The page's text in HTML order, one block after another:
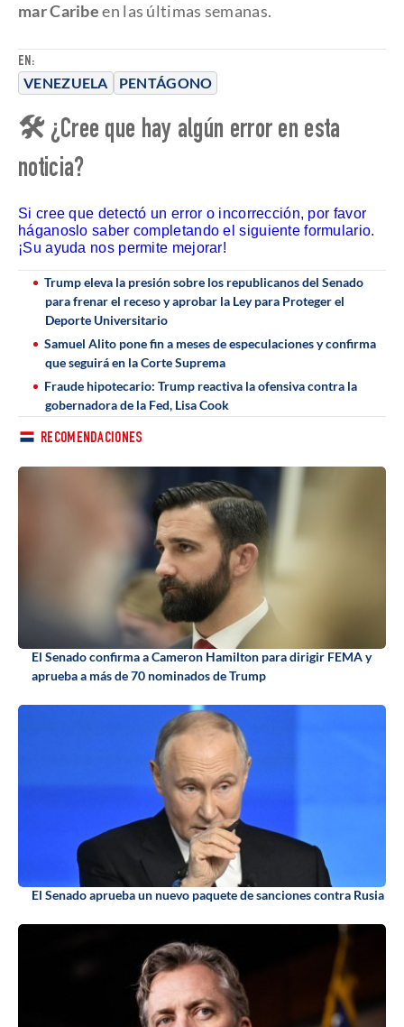
EN:
VENEZUELA PENTÁGONO
mar Caribeen las últimas semanas.
🛠 ¿Cree que hay algún error en esta
noticia?
Si cree que detectó un error o incorrección, por favor
háganoslo saber completando el siguiente formulario.
¡Su ayuda nos permite mejorar!
Trump eleva la presión sobre los republicanos del Senado
para frenar el receso y aprobar la Ley para Proteger el
Deporte Universitario
Samuel Alito pone fin a meses de especulaciones y confirma
que seguirá en la Corte Suprema
Fraude hipotecario: Trump reactiva la ofensiva contra la
gobernadora de la Fed, Lisa Cook
RECOMENDACIONES
El Senado confirma a Cameron Hamilton para dirigir FEMA y
aprueba a más de 70 nominados de Trump
El Senado aprueba un nuevo paquete de sanciones contra Rusia